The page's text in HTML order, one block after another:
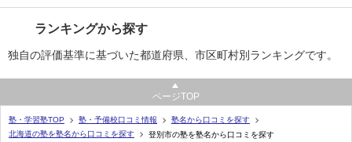
ランキングから探す
独自の評価基準に基づいた都道府県、市区町村別ランキングです。
ページTOP
塾・学習塾TOP 塾・予備校口コミ情報
塾名から口コミを探す
北海道の塾を塾名から口コミを探す
登別市の塾を塾名から口コミを探す